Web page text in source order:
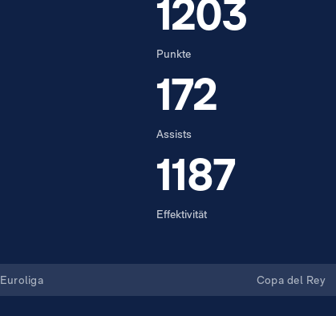
1203
Punkte
172
Assists
1187
Effektivität
Euroliga Copa del Rey